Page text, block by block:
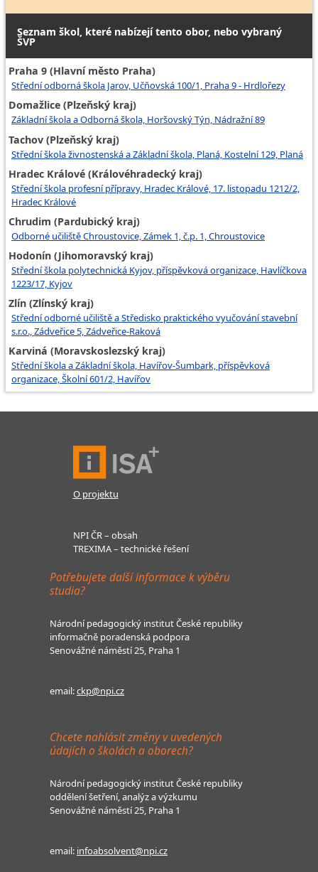
Seznam škol, které nabízejí tento obor, nebo vybraný
ŠVP
Praha 9 (Hlavní město Praha)
Střední odborná škola Jarov, Učňovská 100/1, Praha 9 - Hrdlořezy
Domažlice (Plzeňský kraj)
Základní škola a Odborná škola, Horšovský Týn, Nádražní 89
Tachov (Plzeňský kraj)
Střední škola živnostenská a Základní škola, Planá, Kostelní 129, Planá
Hradec Králové (Královéhradecký kraj)
Střední škola profesní přípravy, Hradec Králové, 17. listopadu 1212/2,
Hradec Králové
Chrudim (Pardubický kraj)
Odborné učiliště Chroustovice, Zámek 1, č.p. 1, Chroustovice
Hodonín (Jihomoravský kraj)
Střední škola polytechnická Kyjov, příspěvková organizace, Havlíčkova
1223/17, Kyjov
Zlín (Zlínský kraj)
Střední odborné učiliště a Středisko praktického vyučování stavební
s.r.o., Zádveřice 5, Zádveřice-Raková
Karviná (Moravskoslezský kraj)
Střední škola a Základní škola, Havířov-Šumbark, příspěvková
organizace, Školní 601/2, Havířov
O projektu
NPI ČR – obsah
TREXIMA – technické řešení
Potřebujete další informace k výběru
studia?
Národní pedagogický institut České republiky
informačně poradenská podpora
Senovážné náměstí 25, Praha 1
email:ckp@npi.cz
Chcete nahlásit změny v uvedených
údajích o školách a oborech?
Národní pedagogický institut České republiky
oddělení šetření, analýz a výzkumu
Senovážné náměstí 25, Praha 1
email: infoabsolvent@npi.cz